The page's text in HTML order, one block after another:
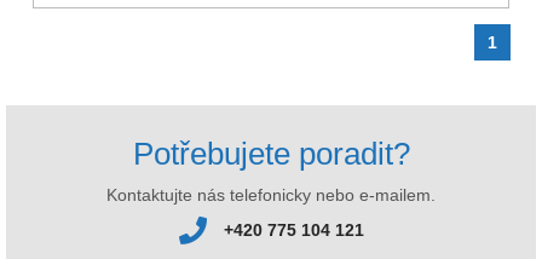
1
Potřebujete poradit?
Kontaktujte nás telefonicky nebo e-mailem.
+420 775 104 121